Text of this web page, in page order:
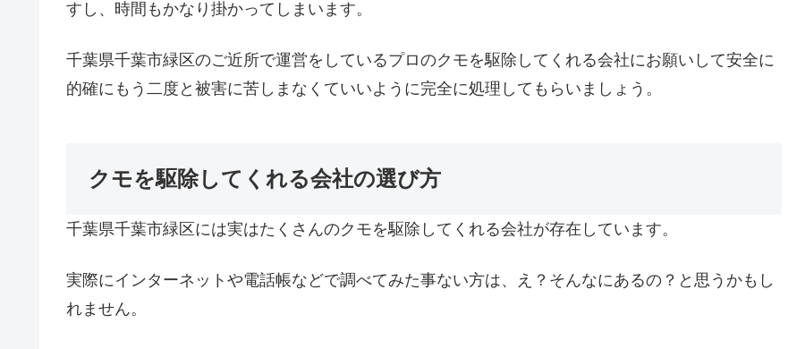
すし、時間もかなり掛かってしまいます。
千葉県千葉市緑区のご近所で運営をしているプロのクモを駆除してくれる会社にお願いして安全に
的確にもう二度と被害に苦しまなくていいように完全に処理してもらいましょう。
クモを駆除してくれる会社の選び方
千葉県千葉市緑区には実はたくさんのクモを駆除してくれる会社が存在しています。
実際にインターネットや電話帳などで調べてみた事ない方は、え？そんなにあるの？と思うかもし
れません。